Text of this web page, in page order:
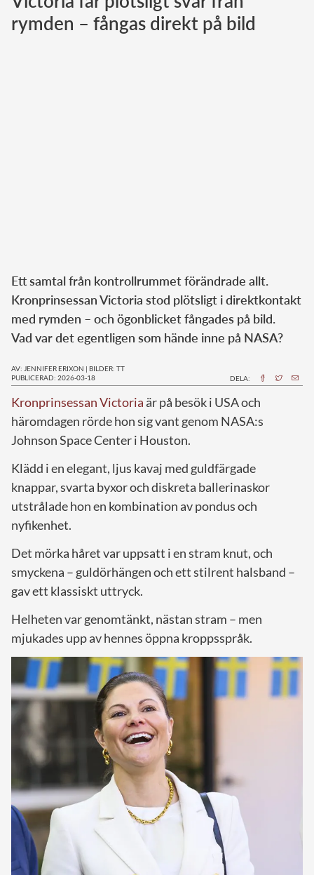
Norska kungahuset
rymden – fångas direkt på bild
Ett samtal från kontrollrummet förändrade allt.
Kronprinsessan Victoria stod plötsligt i direktkontakt
med rymden – och ögonblicket fångades på bild.
Vad var det egentligen som hände inne på NASA?
AV: JENNIFER ERIXON | BILDER: TT
PUBLICERAD: 2026-03-18
DELA:
Kronprinsessan Victoria är på besök i USA och
häromdagen rörde hon sig vant genom NASA:s
Johnson Space Center i Houston.
Klädd i en elegant, ljus kavaj med guldfärgade
knappar, svarta byxor och diskreta ballerinaskor
utstrålade hon en kombination av pondus och
nyfikenhet.
Det mörka håret var uppsatt i en stram knut, och
smyckena – guldörhängen och ett stilrent halsband –
gav ett klassiskt uttryck.
Helheten var genomtänkt, nästan stram – men
mjukades upp av hennes öppna kroppsspråk.